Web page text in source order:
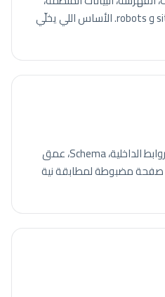
تجربة الموبايل، نظافة sitemap و robots. الأساس اللي يخلّي
وسوم العناوين، الترويسات، الروابط الداخلية، Schema، عمق
صفحة مضبوطة لمطابقة نية